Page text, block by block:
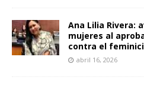
Ana Lilia Rivera:
mujeres al
contra el
abril 16, 2026